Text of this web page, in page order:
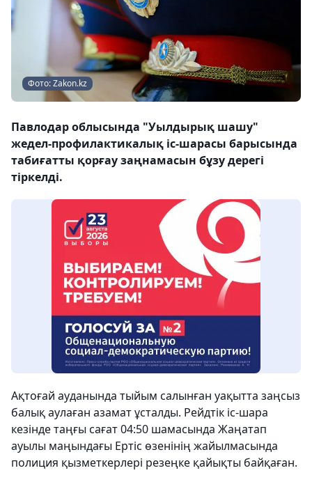
Фото: Zakon.kz
Павлодар облысында "Уылдырық шашу"
жедел-профилактикалық іс-шарасы барысында
табиғатты қорғау заңнамасын бұзу дерегі
тіркелді.
Ақтоғай ауданында тыйым салынған уақытта заңсыз
балық аулаған азамат ұсталды. Рейдтік іс-шара
кезінде таңғы сағат 04:50 шамасында Жаңатап
ауылы маңындағы Ертіс өзенінің жайылмасында
полиция қызметкерлері резеңке қайықты байқаған.